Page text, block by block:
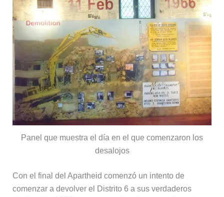
Panel que muestra el día en el que comenzaron los
desalojos
Con el final del Apartheid comenzó un intento de
comenzar a devolver el Distrito 6 a sus verdaderos